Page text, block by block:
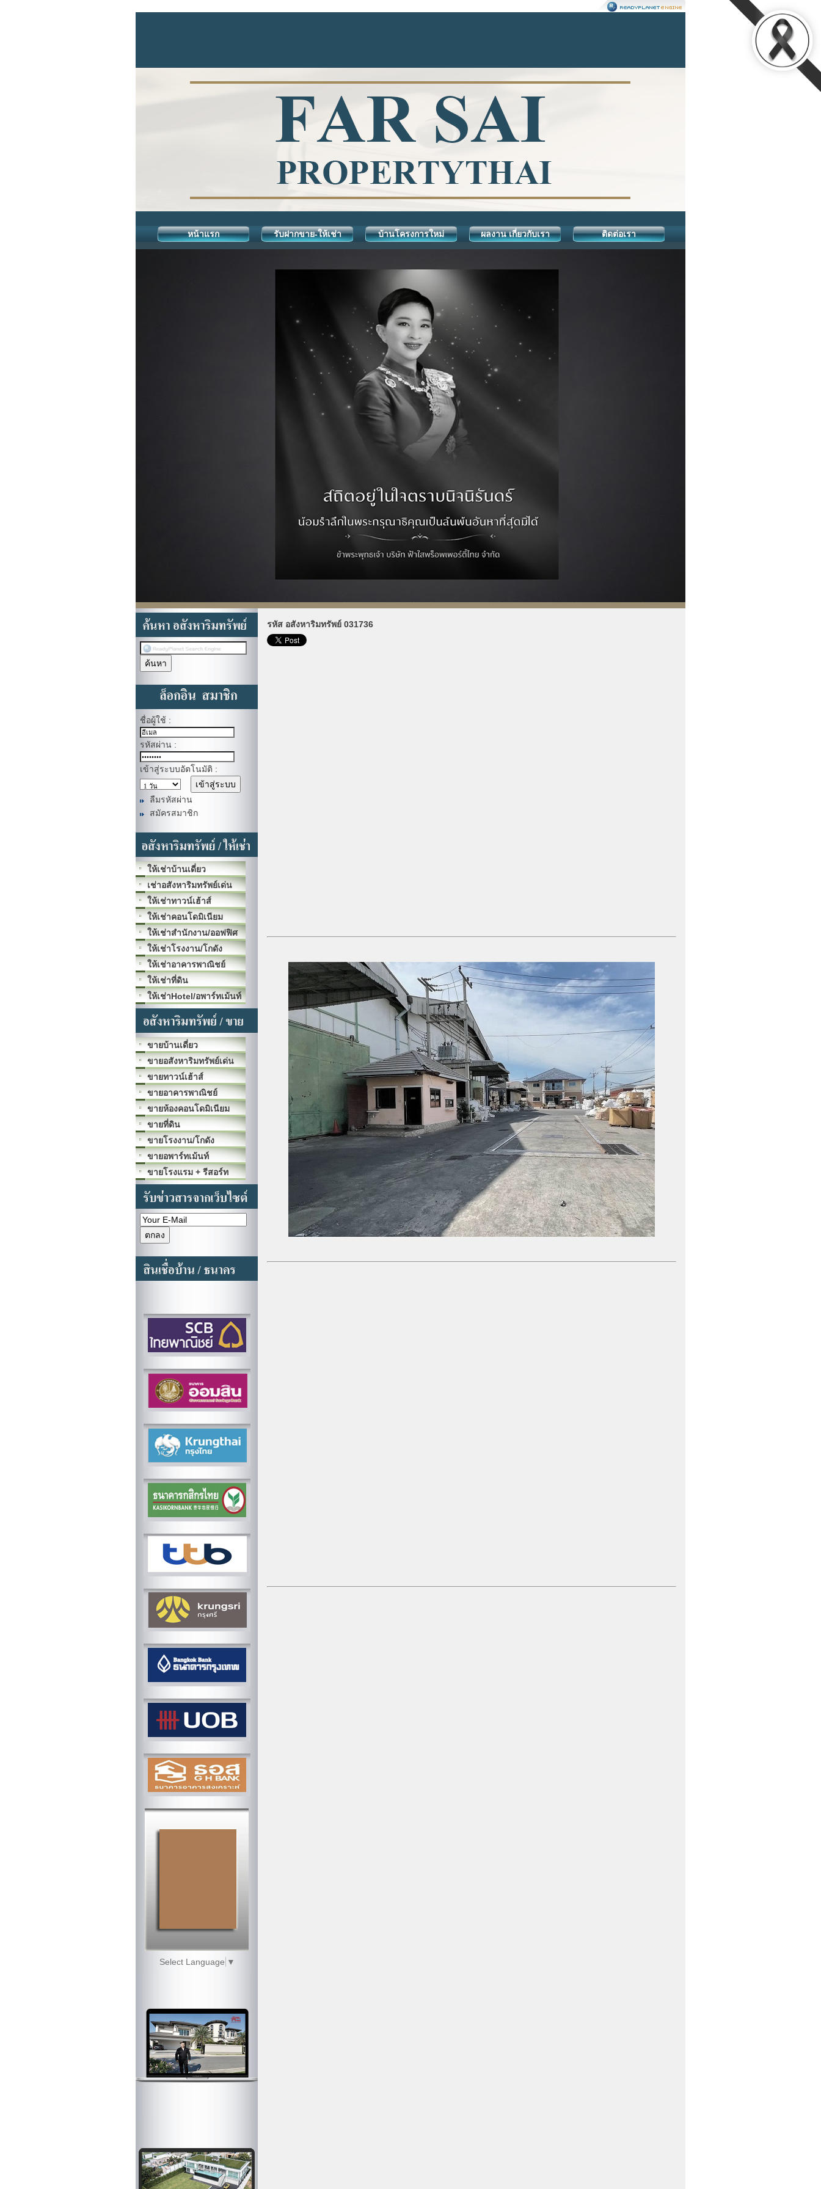
หน้าแรก รับฝากขาย-ให้เช่า บ้านโครงการใหม่ ผลงาน เกี่ยวกับเรา ติดต่อเรา
ชื่อผู้ใช้ :
รหัสผ่าน :
เข้าสู่ระบบอัตโนมัติ :
ลืมรหัสผ่าน
สมัครสมาชิก
ให้เช่าบ้านเดี่ยว
เช่าอสังหาริมทรัพย์เด่น
ให้เช่าทาวน์เฮ้าส์
ให้เช่าคอนโดมิเนียม
ให้เช่าสำนักงาน/ออฟฟิศ
ให้เช่าโรงงาน/โกดัง
ให้เช่าอาคารพาณิชย์
ให้เช่าที่ดิน
ให้เช่าHotel/อพาร์ทเม้นท์
ขายบ้านเดี่ยว
ขายอสังหาริมทรัพย์เด่น
ขายทาวน์เฮ้าส์
ขายอาคารพาณิชย์
ขายห้องคอนโดมิเนียม
ขายที่ดิน
ขายโรงงาน/โกดัง
ขายอพาร์ทเม้นท์
ขายโรงแรม + รีสอร์ท
Select Language ▼
รหัส อสังหาริมทรัพย์ 031736